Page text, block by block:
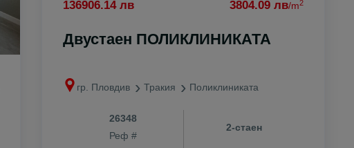
136906.14 лв
3804.09 лв/m2
Двустаен ПОЛИКЛИНИКАТА
гр. Пловдив Тракия Поликлиниката
26348
Реф #
2-стаен